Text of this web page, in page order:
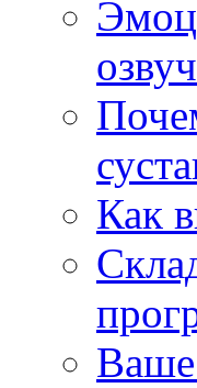
Как